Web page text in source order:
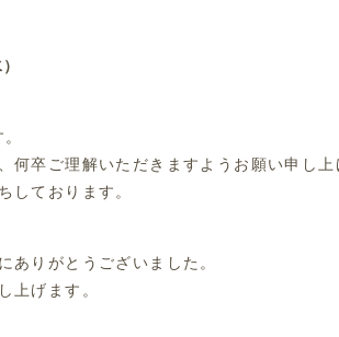
何卒ご理解いただきますようお願い申し
しております。
ありがとうございました。
上げます。